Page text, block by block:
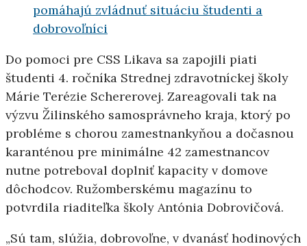
pomáhajú zvládnuť situáciu študenti a
dobrovoľníci
Do pomoci pre CSS Likava sa zapojili piati
študenti 4. ročníka Strednej zdravotníckej školy
Márie Terézie Schererovej. Zareagovali tak na
výzvu Žilinského samosprávneho kraja, ktorý po
probléme s chorou zamestnankyňou a dočasnou
karanténou pre minimálne 42 zamestnancov
nutne potreboval doplniť kapacity v domove
dôchodcov. Ružomberskému magazínu to
potvrdila riaditeľka školy Antónia Dobrovičová.
„Sú tam, slúžia, dobrovoľne, v dvanásť hodinových